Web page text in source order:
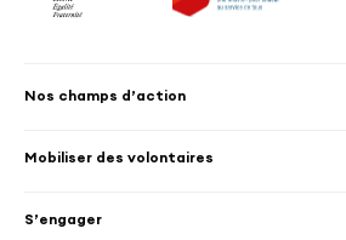
Nos champs d’action
Culture et patrimoine
Mobiliser des volontaires
Accueillir des volontaires
S’engager